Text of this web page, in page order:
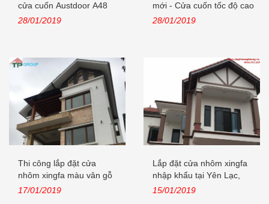
cửa cuốn Austdoor A48
khe...
28/01/2019
mới - Cửa cuốn tốc độ cao
28/01/2019
Thi công lắp đặt cửa
nhôm xingfa màu vân gỗ
nhập...
17/01/2019
Lắp đặt cửa nhôm xingfa
nhập khẩu tại Yên Lạc,
Vĩnh...
15/01/2019